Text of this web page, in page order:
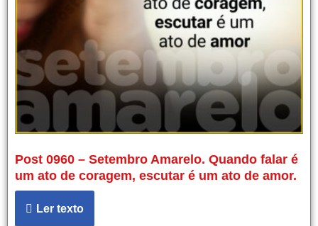
Post 0960 – Setembro Amarelo. Quando falar é
um ato de coragem, escutar é um ato de amor.
Ler texto